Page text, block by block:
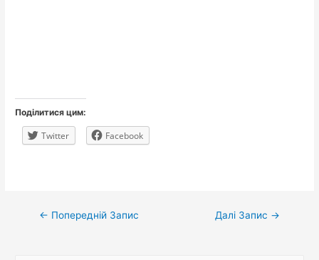
Поділитися цим:
Twitter Facebook
Навігація
← Попередній Запис Далі Запис →